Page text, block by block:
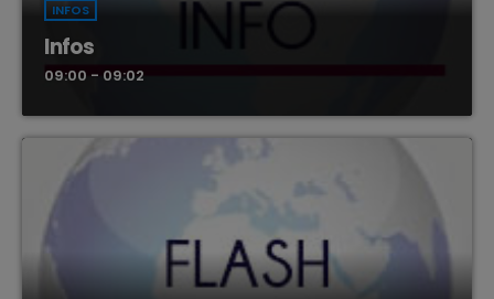
INFOS
Infos
09:00 - 09:02